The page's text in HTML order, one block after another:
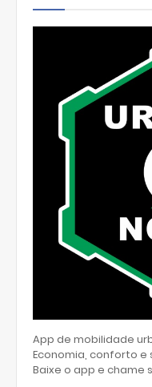
App de mobilidade
Economia, conforto e
Baixe o app e chame